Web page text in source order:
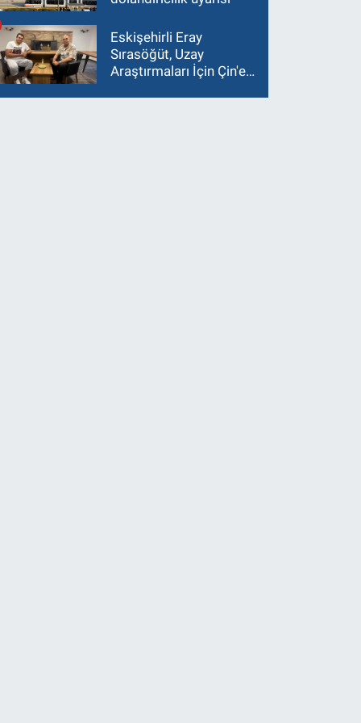
Eskişehirli Eray
Sırasöğüt, Uzay
Araştırmaları İçin Çin'e